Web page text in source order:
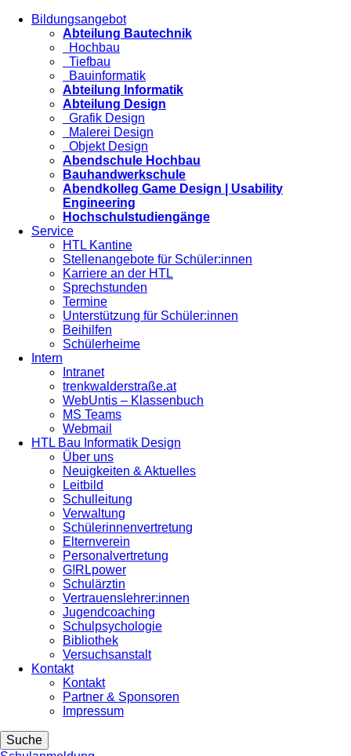
Bildungsangebot
Abteilung Bautechnik
Hochbau
Tiefbau
Bauinformatik
Abteilung Informatik
Abteilung Design
Grafik Design
Malerei Design
Objekt Design
Abendschule Hochbau
Bauhandwerkschule
Abendkolleg Game Design | Usability
Engineering
Hochschulstudiengänge
Service
HTL Kantine
Stellenangebote für Schüler:innen
Karriere an der HTL
Sprechstunden
Termine
Unterstützung für Schüler:innen
Beihilfen
Schülerheime
Intern
Intranet
trenkwalderstraße.at
WebUntis – Klassenbuch
MS Teams
Webmail
HTL Bau Informatik Design
Über uns
Neuigkeiten & Aktuelles
Leitbild
Schulleitung
Verwaltung
Schülerinnenvertretung
Elternverein
Personalvertretung
G!RLpower
Schulärztin
Vertrauenslehrer:innen
Jugendcoaching
Schulpsychologie
Bibliothek
Versuchsanstalt
Kontakt
Kontakt
Partner & Sponsoren
Impressum
Suche